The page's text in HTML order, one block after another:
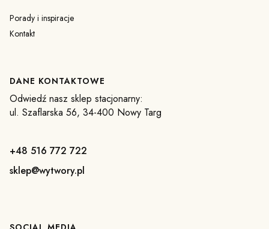
Porady i inspiracje
Kontakt
DANE KONTAKTOWE
Odwiedź nasz sklep stacjonarny:
ul. Szaflarska 56, 34-400 Nowy Targ
+48 516 772 722
sklep@wytwory.pl